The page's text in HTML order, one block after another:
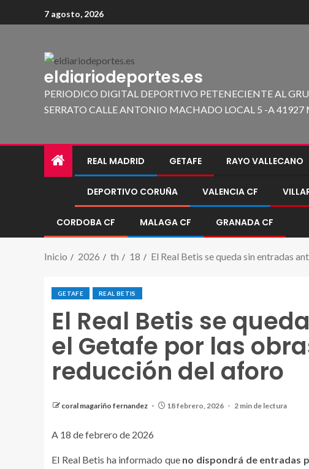
7 agosto, 2026
eldiariodeportes.es
PERIODICO DIGITAL DEPORTIVO PETENECIENTE AL
SERRATO CALLE ANTONIO MACHADO LOCAL 5 -A
REAL MADRID GETAFE RAYO VALLECANO
DEPORTIVO CORUÑA VALENCIA CF
CORDOBA CF MALAGA CF GRANADA CF
Inicio 2026 th 18 El Real Betis se queda sin entradas
GETAFE REAL BETIS
El Real Betis se
el Getafe por las
reducción del aforo
coral magariño fernandez 18 febrero, 2026 2 min de lectura
A 18 de febrero de 2026
El Real Betis ha informado que no dispondrá de entradas